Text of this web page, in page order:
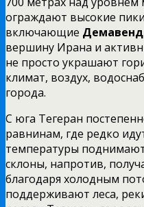
ограждают высокие
включающие Демавенд
вершину Ирана и
не просто украшают
климат, воздух,
города.
С юга Тегеран
равнинам, где редко
температуры
склоны, напротив,
благодаря холодным
поддерживают леса,